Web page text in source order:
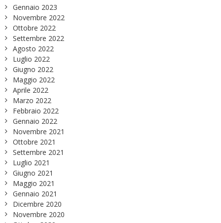
Gennaio 2023
Novembre 2022
Ottobre 2022
Settembre 2022
Agosto 2022
Luglio 2022
Giugno 2022
Maggio 2022
Aprile 2022
Marzo 2022
Febbraio 2022
Gennaio 2022
Novembre 2021
Ottobre 2021
Settembre 2021
Luglio 2021
Giugno 2021
Maggio 2021
Gennaio 2021
Dicembre 2020
Novembre 2020